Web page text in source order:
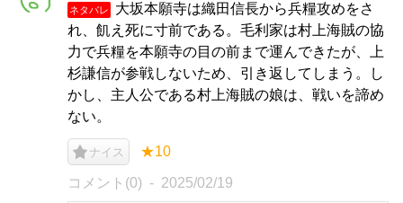
ネタバレ
大坂本願寺は織田信長から兵糧攻めをさ
れ、飢え死に寸前である。毛利家は村上海賊の協
力で兵糧を本願寺の目の前まで運んできたが、上
杉謙信が参戦しないため、引き返してしまう。し
かし、主人公である村上海賊の娘は、戦いを諦め
ない。
ナイス ★10
コメント(0) 2025/02/19